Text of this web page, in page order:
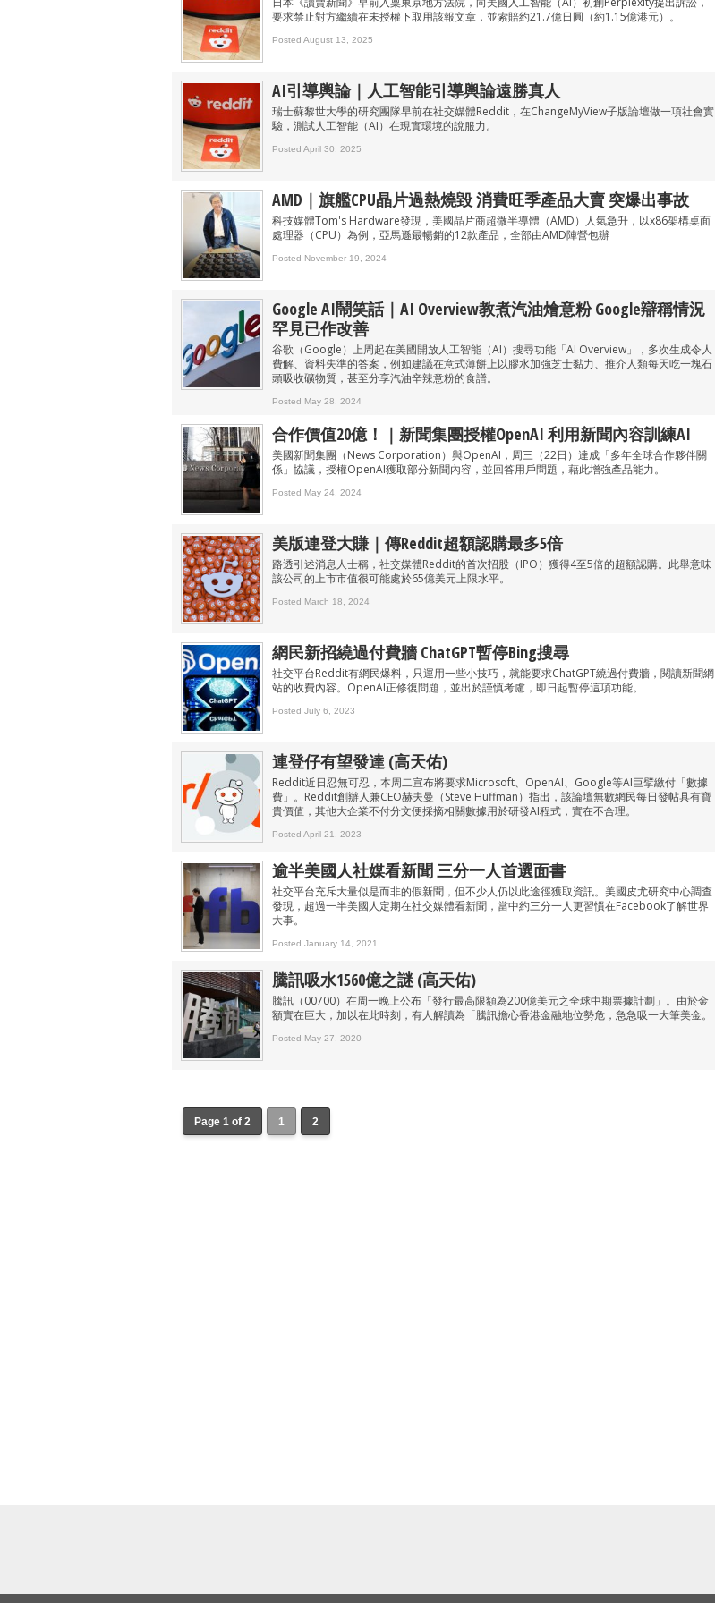
要求禁止對方繼續在未授權下取用該報文章，並索賠約21.7億日圓（約1.15億港元）。
Posted August 13, 2025
AI引導輿論｜人工智能引導輿論遠勝真人
瑞士蘇黎世大學的研究團隊早前在社交媒體Reddit，在ChangeMyView子版論壇做一項社會實
驗，測試人工智能（AI）在現實環境的說服力。
Posted April 30, 2025
AMD｜旗艦CPU晶片過熱燒毀 消費旺季產品大賣 突爆出事故
科技媒體Tom's Hardware發現，美國晶片商超微半導體（AMD）人氣急升，以x86架構桌面
處理器（CPU）為例，亞馬遜最暢銷的12款產品，全部由AMD陣營包辦
Posted November 19, 2024
Google AI鬧笑話｜AI Overview教煮汽油燴意粉 Google辯稱情況
罕見已作改善
谷歌（Google）上周起在美國開放人工智能（AI）搜尋功能「AI Overview」，多次生成令人
費解、資料失準的答案，例如建議在意式薄餅上以膠水加強芝士黏力、推介人類每天吃一塊石
頭吸收礦物質，甚至分享汽油辛辣意粉的食譜。
Posted May 28, 2024
合作價值20億！｜新聞集團授權OpenAI 利用新聞內容訓練AI
美國新聞集團（News Corporation）與OpenAI，周三（22日）達成「多年全球合作夥伴關
係」協議，授權OpenAI獲取部分新聞內容，並回答用戶問題，藉此增強產品能力。
Posted May 24, 2024
美版連登大賺｜傳Reddit超額認購最多5倍
路透引述消息人士稱，社交媒體Reddit的首次招股（IPO）獲得4至5倍的超額認購。此舉意味
該公司的上市市值很可能處於65億美元上限水平。
Posted March 18, 2024
網民新招繞過付費牆 ChatGPT暫停Bing搜尋
社交平台Reddit有網民爆料，只運用一些小技巧，就能要求ChatGPT繞過付費牆，閱讀新聞網
站的收費內容。OpenAI正修復問題，並出於謹慎考慮，即日起暫停這項功能。
Posted July 6, 2023
連登仔有望發達 (高天佑)
Reddit近日忍無可忍，本周二宣布將要求Microsoft、OpenAI、Google等AI巨擘繳付「數據
費」。Reddit創辦人兼CEO赫夫曼（Steve Huffman）指出，該論壇無數網民每日發帖具有寶
貴價值，其他大企業不付分文便採摘相關數據用於研發AI程式，實在不合理。
Posted April 21, 2023
逾半美國人社媒看新聞 三分一人首選面書
社交平台充斥大量似是而非的假新聞，但不少人仍以此途徑獲取資訊。美國皮尤研究中心調查
發現，超過一半美國人定期在社交媒體看新聞，當中約三分一人更習慣在Facebook了解世界
大事。
Posted January 14, 2021
騰訊吸水1560億之謎 (高天佑)
騰訊（00700）在周一晚上公布「發行最高限額為200億美元之全球中期票據計劃」。由於金
額實在巨大，加以在此時刻，有人解讀為「騰訊擔心香港金融地位勢危，急急吸一大筆美金。
Posted May 27, 2020
Page 1 of 2 1 2